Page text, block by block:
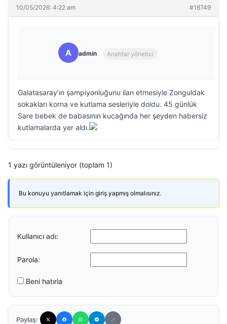
10/05/2026: 4:22 am #18749
A admin Anahtar yönetici
Galatasaray’ın şampiyonluğunu ilan etmesiyle Zonguldak
sokakları korna ve kutlama sesleriyle doldu. 45 günlük
Sare bebek de babasının kucağında her şeyden habersiz
kutlamalarda yer aldı.
1 yazı görüntüleniyor (toplam 1)
Bu konuyu yanıtlamak için giriş yapmış olmalısınız.
Kullanıcı adı:
Parola:
Beni hatırla
Paylaş: